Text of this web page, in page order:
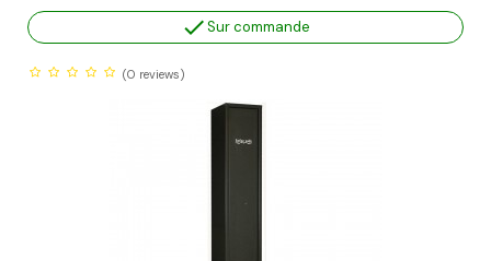
Sur commande
(0 reviews)